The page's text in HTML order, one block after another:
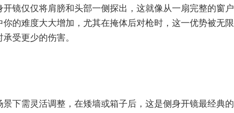
镜仅仅将肩膀和头部一侧探出，这就像从一扇完整的窗户
的难度大大增加，尤其在掩体后对枪时，这一优势被无限
受更少的伤害。
下需灵活调整，在矮墙或箱子后，这是侧身开镜最经典的